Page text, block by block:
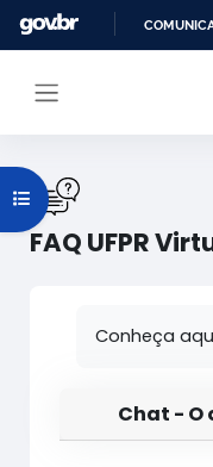
Ir para o conteúdo
FAQ UFPR
Abrir índice do curso
Conheça
Chat - O